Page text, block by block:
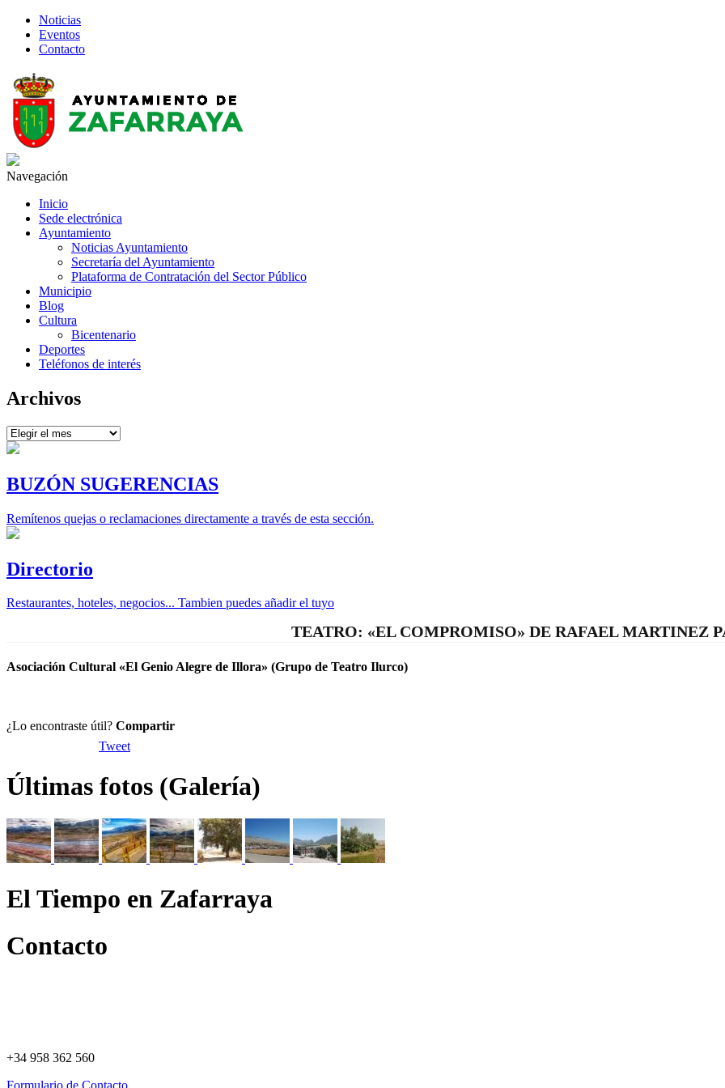
Noticias
Eventos
Contacto
Navegación
Inicio
Sede electrónica
Ayuntamiento
Noticias Ayuntamiento
Secretaría del Ayuntamiento
Plataforma de Contratación del Sector Público
Municipio
Blog
Cultura
Bicentenario
Deportes
Teléfonos de interés
Archivos
Archivos
BUZÓN SUGERENCIAS
Remítenos quejas o reclamaciones directamente a través de esta sección.
Directorio
Restaurantes, hoteles, negocios... Tambien puedes añadir el tuyo
TEATRO: «EL COMPROMISO» DE RAFAEL MARTINEZ
Asociación Cultural «El Genio Alegre de Illora» (Grupo de Teatro Ilurco)
¿Lo encontraste útil? Compartir
Tweet
Últimas fotos (Galería)
El Tiempo en Zafarraya
Contacto
+34 958 362 560
Formulario de Contacto